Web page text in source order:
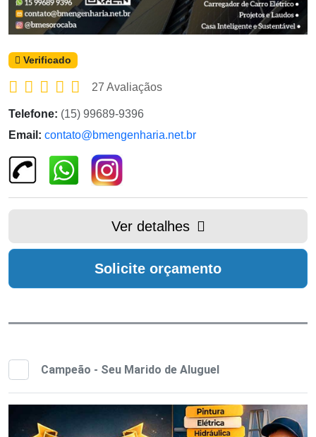
Verificado
27 Avaliaçãos
Telefone: (15) 99689-9396
Email: contato@bmengenharia.net.br
Ver detalhes
Solicite orçamento
Campeão - Seu Marido de Aluguel